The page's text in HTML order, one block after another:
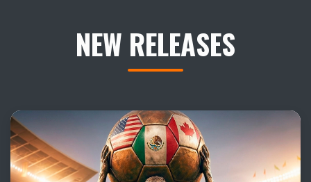
NEW RELEASES